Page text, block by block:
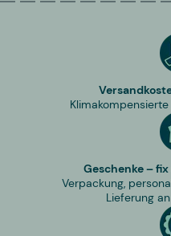
Geschenke –
Verpackung,
Lieferung